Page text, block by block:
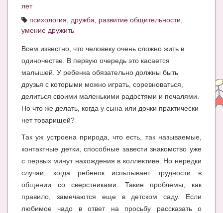
КНИГИ
Рекомендовано
Сказки
ЗДОРОВЬЕ
МОДА И КРАСОТА
КОНКУРСЫ
СООБЩЕСТВА
БЛОГИ
БЕРЕМЕННОСТЬ
Календарь беременности
лет
психология
дружба развитие общительности
умение дружить
Всем известно, что человеку очень сложно жить в
одиночестве. В первую очередь это касается
малышей. У ребенка обязательно должны быть
друзья с которыми можно играть, соревноваться,
делиться своими маленькими радостями и печалями.
Но что же делать, когда у сына или дочки практически
нет товарищей?
Так уж устроена природа, что есть, так называемые,
контактные детки, способные завести знакомство уже
с первых минут нахождения в коллективе. Но нередки
случаи, когда ребенок испытывает трудности в
общении со сверстниками. Такие проблемы, как
правило, замечаются еще в детском саду. Если
любимое чадо в ответ на просьбу рассказать о